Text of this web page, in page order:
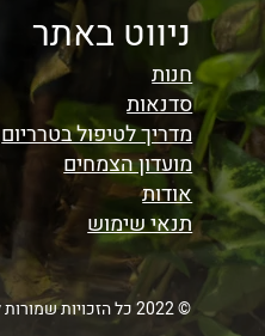
ניווט באתר
חנות
סדנאות
מדריך לטיפול בטרריום
מועדון הצמחים
אודות
תנאי שימוש
© 2022 כל הזכויות שמורות לגן אדן - טרריומים בעבודת יד